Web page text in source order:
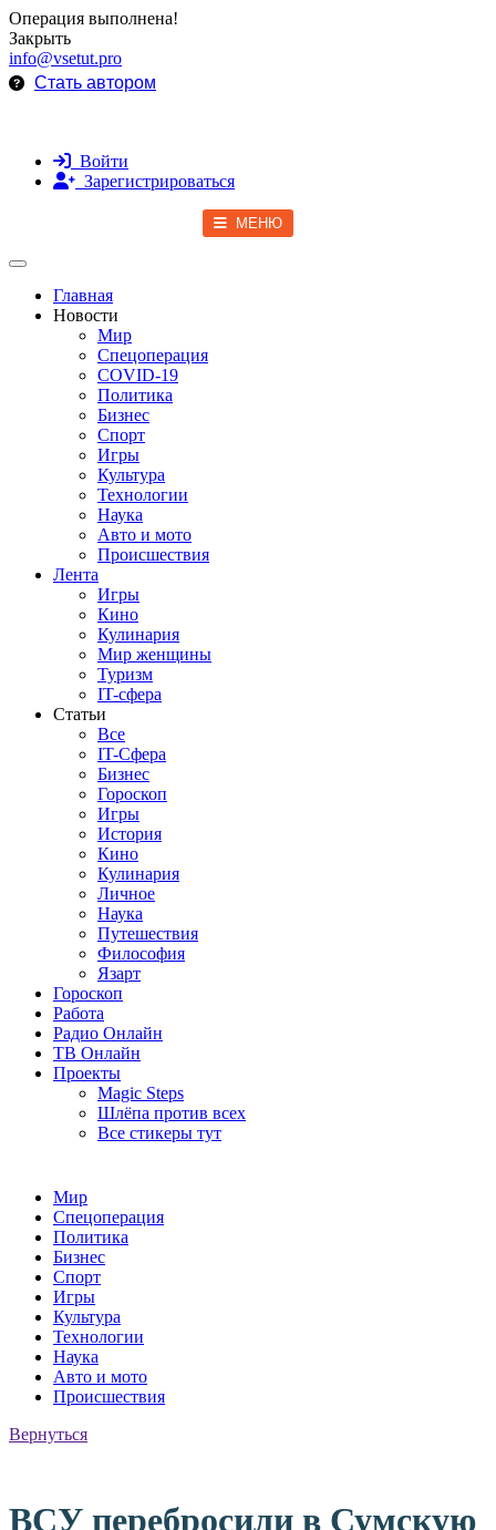
Операция выполнена!
Закрыть
info@vsetut.pro
Стать автором
Войти
Зарегистрироваться
МЕНЮ
Toggle navigation
Главная
Новости
Мир
Спецоперация
COVID-19
Политика
Бизнес
Спорт
Игры
Культура
Технологии
Наука
Авто и мото
Происшествия
Лента
Игры
Кино
Кулинария
Мир женщины
Туризм
IT-сфера
Статьи
Все
IT-Сфера
Бизнес
Гороскоп
Игры
История
Кино
Кулинария
Личное
Наука
Путешествия
Философия
Язарт
Гороскоп
Работа
Радио Онлайн
ТВ Онлайн
Проекты
Magic Steps
Шлёпа против всех
Все стикеры тут
Мир
Спецоперация
Политика
Бизнес
Спорт
Игры
Культура
Технологии
Наука
Авто и мото
Происшествия
Вернуться
ВСУ перебросили в Сумскую